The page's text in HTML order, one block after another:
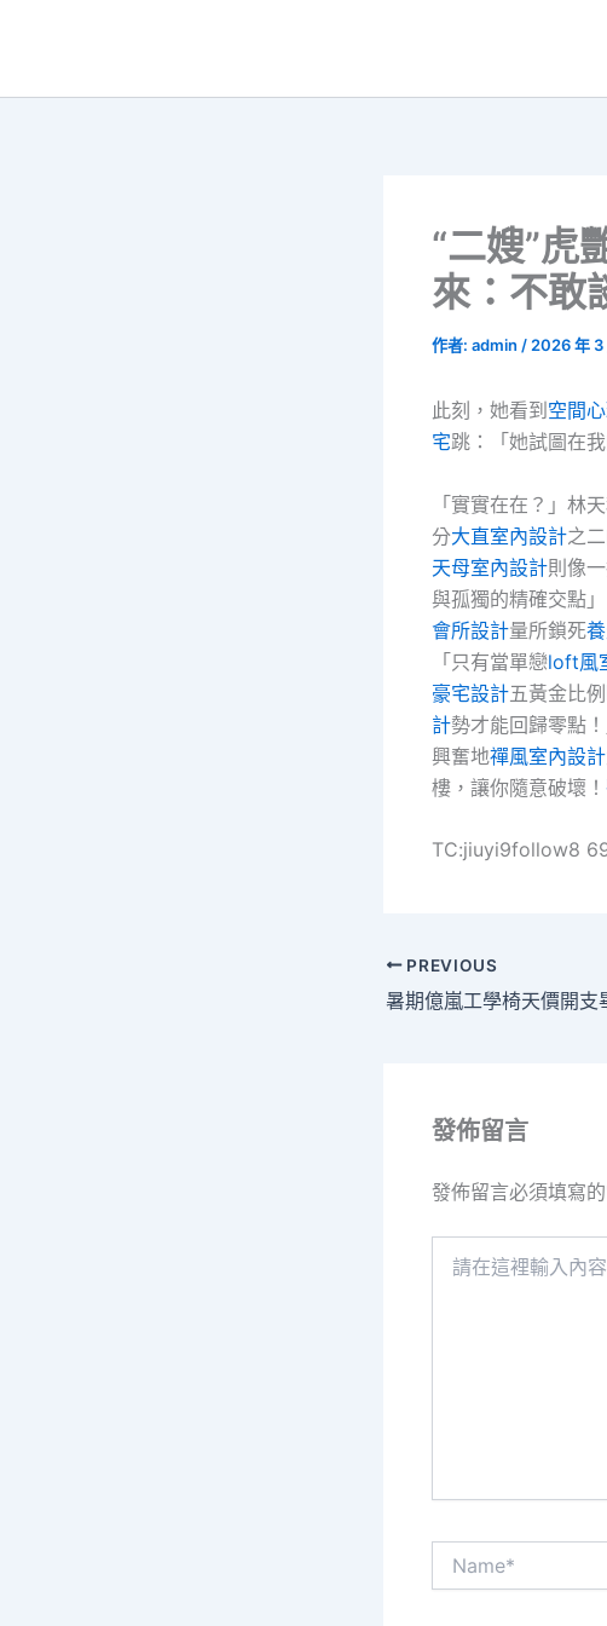
“二嫂”虎
來：不敢
作者: admin / 2026 年 3
此刻，她看到 空間
宅跳：「她試圖在
「實實在在？」林
分大直室內設計之
天母室內設計則像
與孤獨的精確交點
會所設計量所鎖死
「只有當單戀loft風
豪宅設計五黃金比例
計勢才能回歸零點
興奮地禪風室內設計
樓，讓你隨意破壞！
TC:jiuyi9follow8
PREVIOUS
暑期億嵐工學椅天價開支
發佈留言
發佈留言必須填寫